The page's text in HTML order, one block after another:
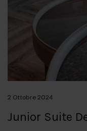
2 Ottobre 2024
Junior Suite